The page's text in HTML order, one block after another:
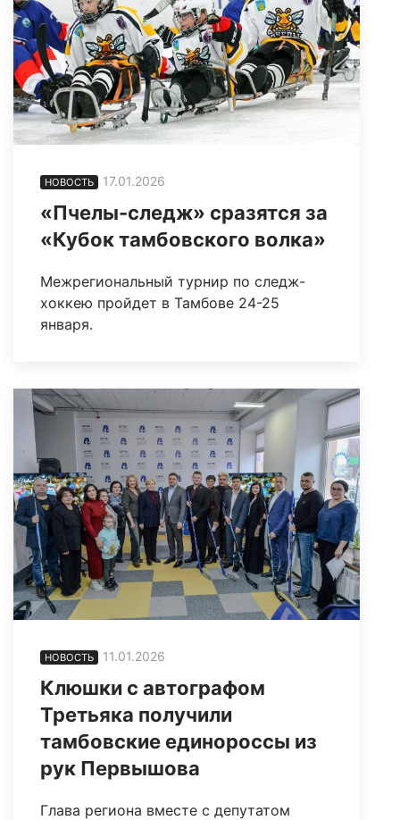
НОВОСТЬ 17.01.2026
«Пчелы-следж» сразятся за
«Кубок тамбовского волка»
Межрегиональный турнир по следж-
хоккею пройдет в Тамбове 24-25
января.
НОВОСТЬ 11.01.2026
Клюшки с автографом
Третьяка получили
тамбовские единороссы из
рук Первышова
Глава региона вместе с депутатом